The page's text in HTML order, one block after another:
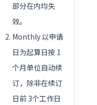
部分在内均失
效。
Monthly 以申请
日为起算日按 1
个月单位自动续
订，除非在续订
日前 3个工作日